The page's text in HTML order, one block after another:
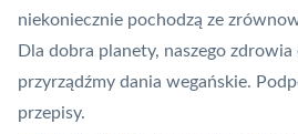
niekoniecznie pochodzą ze
Dla dobra planety, naszego
przyrządźmy dania wegańskie.
przepisy.